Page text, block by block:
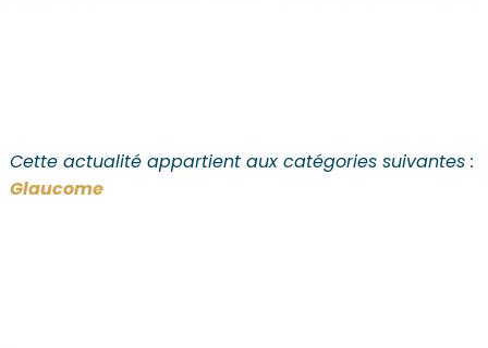
Cette actualité appartient aux catégories suivantes :
Glaucome